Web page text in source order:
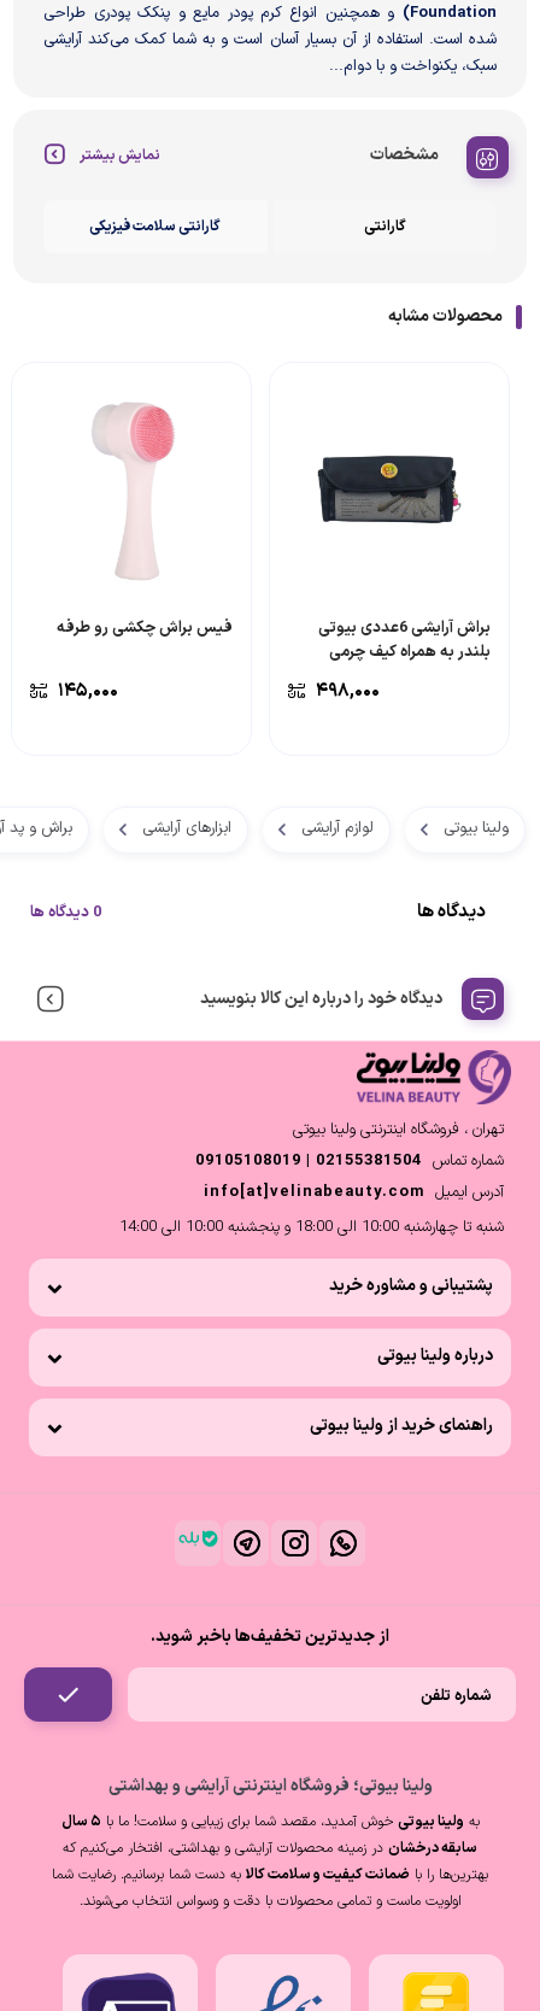
Foundation)
و همچنین انواع کرم پودر مایع و پنکک پودری طراحی
شده است. استفاده از آن بسیار آسان است و به شما کمک می‌کند آرایشی
سبک، یکنواخت و با دوام...
مشخصات نمایش بیشتر
گارانتی گارانتی سلامت فیزیکی
محصولات مشابه
براش آرایشی 6عددی بیوتی
بلندر به همراه کیف چرمی
۴۹۸,۰۰۰
فیس براش چکشی رو طرفه
۱۴۵,۰۰۰
ولینا بیوتی لوازم آرایشی ابزارهای آرایشی براش و پد
دیدگاه ها 0 دیدگاه ها
دیدگاه خود را درباره این کالا بنویسید
تهران ، فروشگاه اینترنتی ولینا بیوتی
شماره تماس 02155381504 | 09105108019
آدرس ایمیل info[at]velinabeauty.com
شنبه تا چهارشنبه 10:00 الی 18:00 و پنجشنبه 10:00 الی 14:00
پشتیبانی و مشاوره خرید
درباره ولینا بیوتی
راهنمای خرید از ولینا بیوتی
از جدیدترین تخفیف‌ها باخبر شوید.
ولینا بیوتی؛ فروشگاه اینترنتی آرایشی و بهداشتی
به ولینا بیوتی خوش آمدید، مقصد شما برای زیبایی و سلامت! ما با
۵ سال
سابقه درخشان در زمینه محصولات آرایشی و بهداشتی، افتخار می‌کنیم که
بهترین‌ها را با ضمانت کیفیت و سلامت کالا به دست شما برسانیم. رضایت شما
اولویت ماست و تمامی محصولات با دقت و وسواس انتخاب می‌شوند.